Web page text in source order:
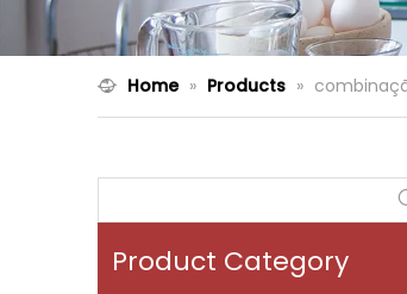
Home » Products »
Product Category